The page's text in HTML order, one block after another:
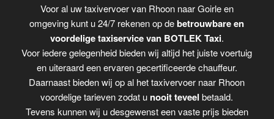
Voor al uw taxivervoer van Rhoon naar Goirle en
omgeving kunt u 24/7 rekenen op debetrouwbare en
voordelige taxiservice van BOTLEK Taxi.
Voor iedere gelegenheid bieden wij altijd het juiste voertuig
en uiteraard een ervaren gecertificeerde chauffeur.
Daarnaast bieden wij op al het taxivervoer naar Rhoon
voordelige tarieven zodat u nooit teveel betaald.
Tevens kunnen wij u desgewenst een vaste prijs bieden